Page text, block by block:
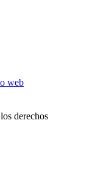
web
derechos